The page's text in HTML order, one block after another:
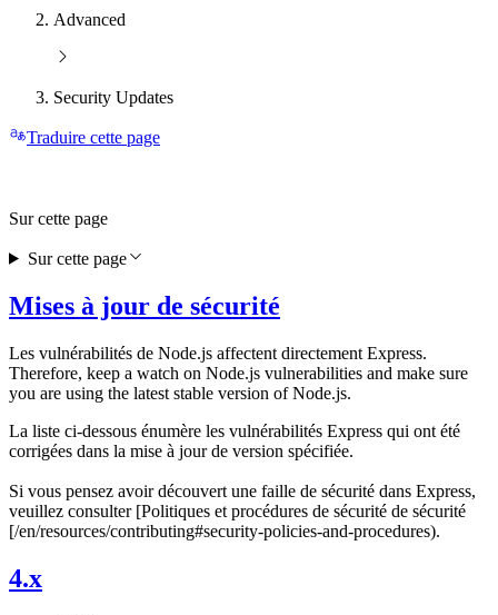
Advanced
Security Updates
Traduire cette page
Mises à jour de sécurité
Les vulnérabilités de Node.js affectent directement Express.
Therefore, keep a watch on Node.js vulnerabilities and make sure
you are using the latest stable version of Node.js.
La liste ci-dessous énumère les vulnérabilités Express qui ont été
corrigées dans la mise à jour de version spécifiée.
Si vous pensez avoir découvert une faille de sécurité dans Express,
veuillez consulter [Politiques et procédures de sécurité de sécurité
[/en/resources/contributing#security-policies-and-procedures).
4.x
Sur cette page
Sur cette page